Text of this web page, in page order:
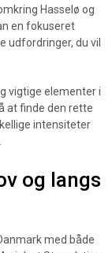
Hasselø og
en fokuseret
udfordringer, du vil
vigtige elementer i
at finde den rette
intensiteter
og langs
med både